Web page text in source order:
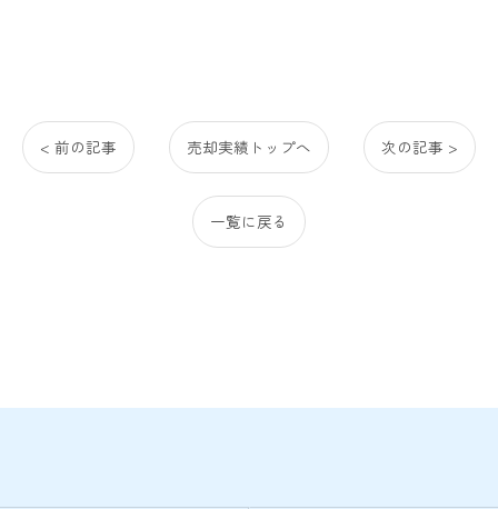
< 前の記事 売却実績トップへ 次の記事 >
一覧に戻る